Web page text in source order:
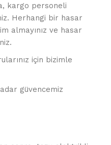
kargo personeli
Herhangi bir hasar
almayınız ve hasar
için bizimle
güvencemiz